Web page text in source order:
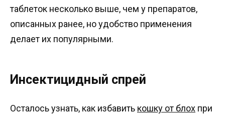
таблеток несколько выше, чем у препаратов,
описанных ранее, но удобство применения
делает их популярными.
Инсектицидный спрей
Осталось узнать, как избавить кошку от блох при